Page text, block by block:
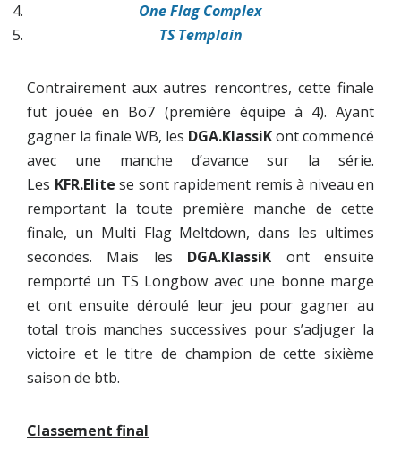
One Flag Complex
TS Templain
Contrairement aux autres rencontres, cette finale
fut jouée en Bo7 (première équipe à 4). Ayant
gagner la finale WB, les DGA.KlassiKont commencé
avec une manche d’avance sur la série.
Les KFR.Elite se sont rapidement remis à niveau en
remportant la toute première manche de cette
finale, un Multi Flag Meltdown, dans les ultimes
secondes. Mais les DGA.KlassiK ont ensuite
remporté un TS Longbow avec une bonne marge
et ont ensuite déroulé leur jeu pour gagner au
total trois manches successives pour s’adjuger la
victoire et le titre de champion de cette sixième
saison de btb.
Classement final